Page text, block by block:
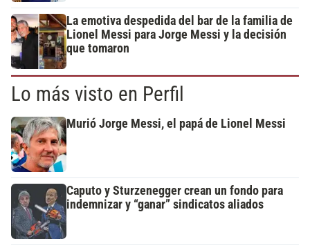
La emotiva despedida del bar de la familia de
Lionel Messi para Jorge Messi y la decisión
que tomaron
Lo más visto en Perfil
Murió Jorge Messi, el papá de Lionel Messi
Caputo y Sturzenegger crean un fondo para
indemnizar y “ganar” sindicatos aliados